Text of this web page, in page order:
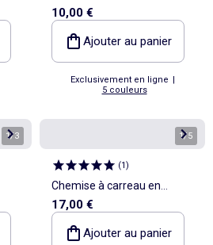
flanelle
10,00 €
Ajouter au panier
Exclusivement en ligne |
5 couleurs
1/3 1/5
(1)
Chemise à carreau en
flanelle à capuche
17,00 €
Ajouter au panier